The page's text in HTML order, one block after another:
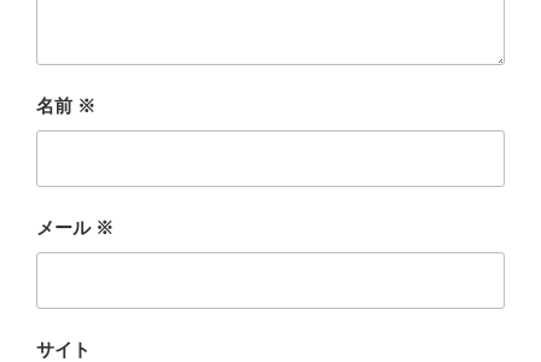
名前 ※
メール ※
サイト